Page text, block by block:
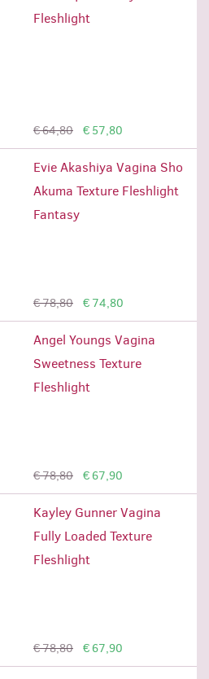
Fleshlight
€ 64,80 € 57,80
Evie Akashiya Vagina Sho
Akuma Texture Fleshlight
Fantasy
€ 78,80 € 74,80
Angel Youngs Vagina
Sweetness Texture
Fleshlight
€ 78,80 € 67,90
Kayley Gunner Vagina
Fully Loaded Texture
Fleshlight
€ 78,80 € 67,90